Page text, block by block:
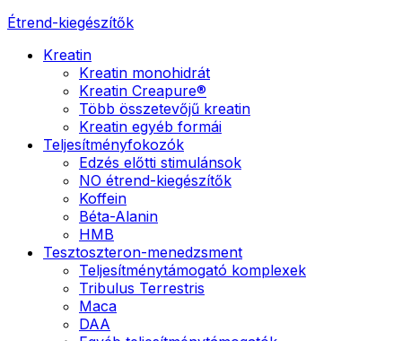
Étrend-kiegészítők
Kreatin
Kreatin monohidrát
Kreatin Creapure®
Több összetevőjű kreatin
Kreatin egyéb formái
Teljesítményfokozók
Edzés előtti stimulánsok
NO étrend-kiegészítők
Koffein
Béta-Alanin
HMB
Tesztoszteron-menedzsment
Teljesítménytámogató komplexek
Tribulus Terrestris
Maca
DAA